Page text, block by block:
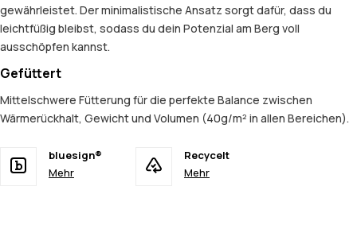
gewährleistet. Der minimalistische Ansatz sorgt dafür, dass du
leichtfüßig bleibst, sodass du dein Potenzial am Berg voll
ausschöpfen kannst.
Gefüttert
Mittelschwere Fütterung für die perfekte Balance zwischen
Wärmerückhalt, Gewicht und Volumen (40g/m² in allen Bereichen).
bluesign®
Mehr
Recycelt
Mehr